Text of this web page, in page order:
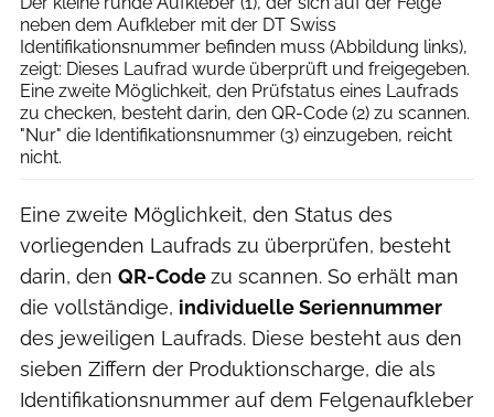
neben dem Aufkleber mit der DT Swiss
Identifikationsnummer befinden muss (Abbildung links),
zeigt: Dieses Laufrad wurde überprüft und freigegeben.
Eine zweite Möglichkeit, den Prüfstatus eines Laufrads
zu checken, besteht darin, den QR-Code (2) zu scannen.
"Nur" die Identifikationsnummer (3) einzugeben, reicht
nicht.
Eine zweite Möglichkeit, den Status des
vorliegenden Laufrads zu überprüfen, besteht
darin, den QR-Codezu scannen. So erhält man
die vollständige, individuelle Seriennummer
des jeweiligen Laufrads. Diese besteht aus den
sieben Ziffern der Produktionscharge, die als
Identifikationsnummer auf dem Felgenaufkleber